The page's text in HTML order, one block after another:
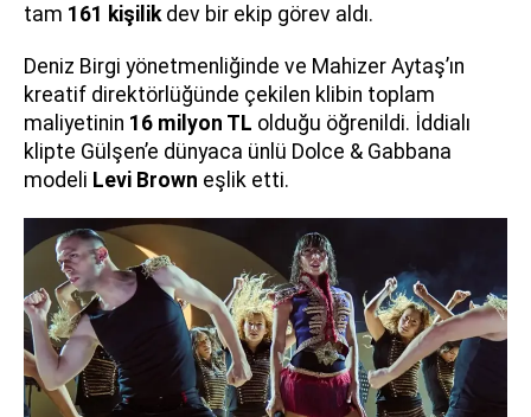
tam 161 kişilikdev bir ekip görev aldı.
Deniz Birgi yönetmenliğinde ve Mahizer Aytaş’ın
kreatif direktörlüğünde çekilen klibin toplam
maliyetinin 16 milyon TL olduğu öğrenildi. İddialı
klipte Gülşen’e dünyaca ünlü Dolce & Gabbana
modeli Levi Brown eşlik etti.